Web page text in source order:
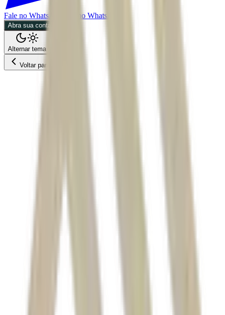
Fale no WhatsApp Fale no WhatsApp
Abra sua conta
Alternar tema
Voltar para o Feed